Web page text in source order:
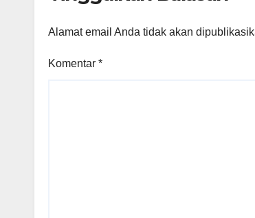
Alamat email Anda tidak akan
Komentar *